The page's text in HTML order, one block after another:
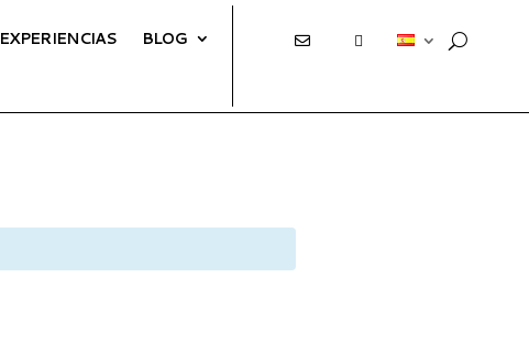
EXPERIENCIAS BLOG E